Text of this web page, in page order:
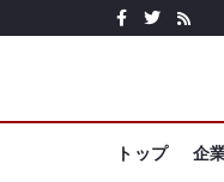
トップ 企